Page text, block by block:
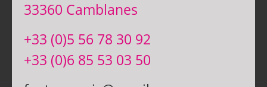
33360 Camblanes
+33 (0)5 56 78 30 92
+33 (0)6 85 53 03 50